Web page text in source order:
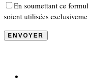
En soumettant ce
soient utilisées